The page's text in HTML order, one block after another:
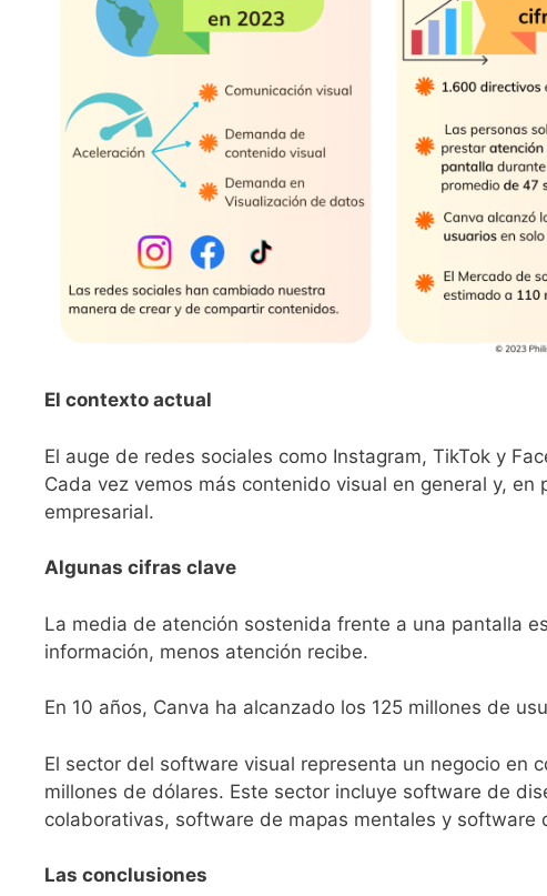
El contexto actual
El auge de redes sociales como Instagram, TikTok y
Cada vez vemos más contenido visual en general y,
empresarial.
Algunas cifras clave
La media de atención sostenida frente a una pantalla
información, menos atención recibe.
En 10 años, Canva ha alcanzado los 125 millones de
El sector del software visual representa un negocio en
millones de dólares. Este sector incluye software de
colaborativas, software de mapas mentales y software
Las conclusiones